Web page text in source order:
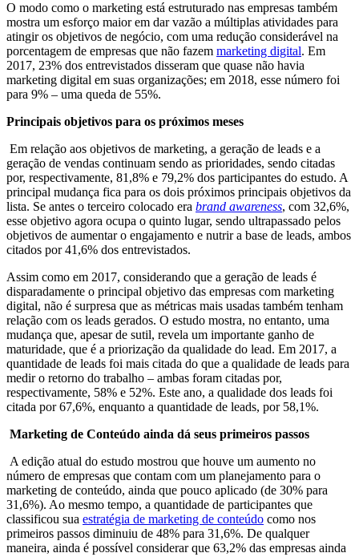
O modo como o marketing está estruturado nas empresas também
mostra um esforço maior em dar vazão a múltiplas atividades para
atingir os objetivos de negócio, com uma redução considerável na
porcentagem de empresas que não fazem marketing digital. Em
2017, 23% dos entrevistados disseram que quase não havia
marketing digital em suas organizações; em 2018, esse número foi
para 9% – uma queda de 55%.
Principais objetivos para os próximos meses
Em relação aos objetivos de marketing, a geração de leads e a
geração de vendas continuam sendo as prioridades, sendo citadas
por, respectivamente, 81,8% e 79,2% dos participantes do estudo. A
principal mudança fica para os dois próximos principais objetivos da
lista. Se antes o terceiro colocado era brand awareness, com 32,6%,
esse objetivo agora ocupa o quinto lugar, sendo ultrapassado pelos
objetivos de aumentar o engajamento e nutrir a base de leads, ambos
citados por 41,6% dos entrevistados.
Assim como em 2017, considerando que a geração de leads é
disparadamente o principal objetivo das empresas com marketing
digital, não é surpresa que as métricas mais usadas também tenham
relação com os leads gerados. O estudo mostra, no entanto, uma
mudança que, apesar de sutil, revela um importante ganho de
maturidade, que é a priorização da qualidade do lead. Em 2017, a
quantidade de leads foi mais citada do que a qualidade de leads para
medir o retorno do trabalho – ambas foram citadas por,
respectivamente, 58% e 52%. Este ano, a qualidade dos leads foi
citada por 67,6%, enquanto a quantidade de leads, por 58,1%.
Marketing de Conteúdo ainda dá seus primeiros passos
A edição atual do estudo mostrou que houve um aumento no
número de empresas que contam com um planejamento para o
marketing de conteúdo, ainda que pouco aplicado (de 30% para
31,6%). Ao mesmo tempo, a quantidade de participantes que
classificou sua estratégia de marketing de conteúdo como nos
primeiros passos diminuiu de 48% para 31,6%. De qualquer
maneira, ainda é possível considerar que 63,2% das empresas ainda